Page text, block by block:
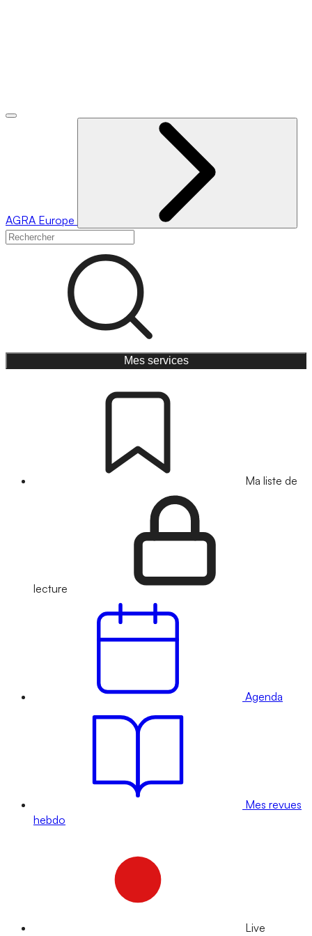
AGRA Europe
Mes services
Ma liste de
lecture
Agenda
Mes revues
hebdo
Live